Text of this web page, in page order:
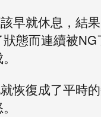
早就休息，結
態而連續被
恢復成了平時